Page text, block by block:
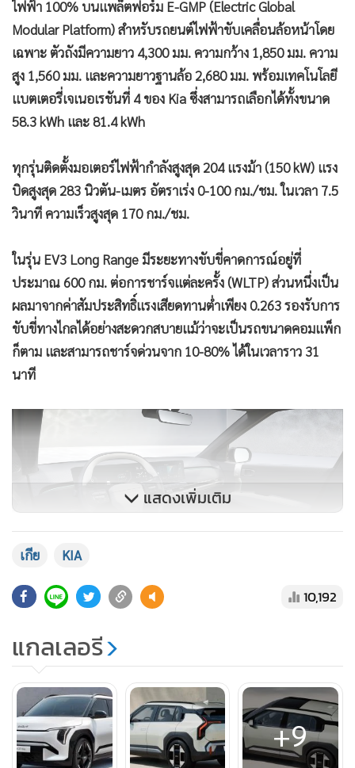
ไฟฟ้า 100% บนแพล็ตฟอร์ม E-GMP (Electric Global
Modular Platform) สำหรับรถยนต์ไฟฟ้าขับเคลื่อนล้อหน้าโดย
เฉพาะ ตัวถังมีความยาว 4,300 มม. ความกว้าง 1,850 มม. ความ
สูง 1,560 มม. และความยาวฐานล้อ 2,680 มม. พร้อมเทคโนโลยี
แบตเตอรี่เจเนอเรชันที่ 4 ของ Kia ซึ่งสามารถเลือกได้ทั้งขนาด
58.3 kWh และ 81.4 kWh
ทุกรุ่นติดตั้งมอเตอร์ไฟฟ้ากำลังสูงสุด 204 แรงม้า (150 kW) แรง
บิดสูงสุด 283 นิวตัน-เมตร อัตราเร่ง 0-100 กม./ชม. ในเวลา 7.5
วินาที ความเร็วสูงสุด 170 กม./ชม.
ในรุ่น EV3 Long Range มีระยะทางขับขี่คาดการณ์อยู่ที่
ประมาณ 600 กม. ต่อการชาร์จแต่ละครั้ง (WLTP) ส่วนหนึ่งเป็น
ผลมาจากค่าสัมประสิทธิ์แรงเสียดทานต่ำเพียง 0.263 รองรับการ
ขับขี่ทางไกลได้อย่างสะดวกสบายแม้ว่าจะเป็นรถขนาดคอมแพ็ก
ก็ตาม และสามารถชาร์จด่วนจาก 10-80% ได้ในเวลาราว 31
นาที
ด้านท้ายขนาด 460 ลิตร แผงคอนโซลหน้าประกอบไปด้วยหน้า
จอแสดงข้อมูลการขับขี่ขนาด 12.3 นิ้ว จอสัมผัส AVN ขนาด
12.3 นิ้ว และจอควบคุมระบบปรับอากาศขนาด 5 นิ้ว สามารถ
ควบคุมได้อย่างสะดวกสบายไม่ว่าจะเป็นผู้ขับขี่หรือผู้โดยสาร
แสดงเพิ่มเติม
เกีย KIA
10,192
แกลเลอรี
+9